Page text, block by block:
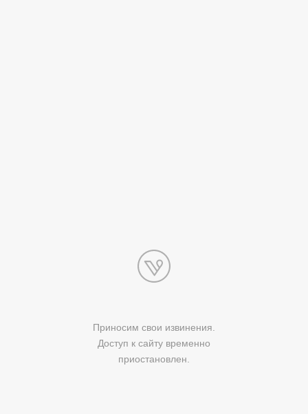
Приносим свои извинения.
Доступ к сайту временно
приостановлен.